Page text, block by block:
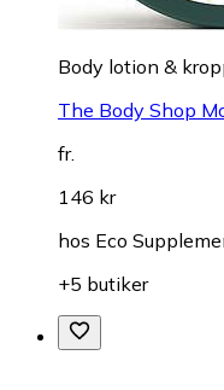
Body lotion &
The Body Shop
fr.
146 kr
hos Eco
+5 butiker